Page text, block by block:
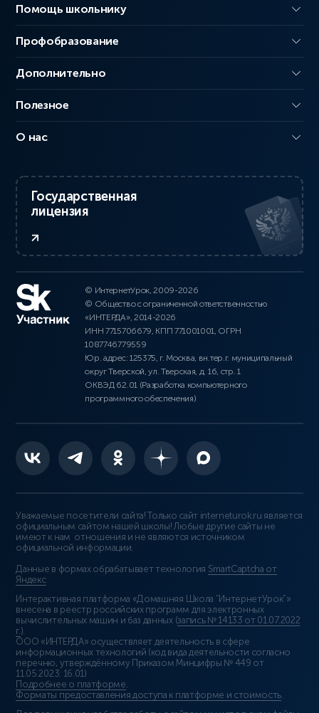
Помощь школьнику
Профобразование
Дополнительно
Полезное
О нас
Государственная
лицензия
© ИнтернетУрок, 2009-2026
© Общество с ограниченной ответственностью
«ИНТЕРДА», 2014-2026
ИНН 7715706679, КПП 771001001, ОГРН
1087746779559
Юр. адрес: 125375, г. Москва, вн.тер.г. муниципальный
округ Тверской, ул. Тверская, д. 16, стр. 1
ОКВЭД 62.01 (Разработка компьютерного
программного обеспечения)
Уважаемые посетители сайта! Только сайт interneturok.ru является
официальным сайтом нашей школы! Любые другие сайты не
имеют к нам отношения и не являются источником
официальной информации.
Данные в формах обрабатывает технология SmartCaptcha от
Яндекс
Интерактивная платформа «Домашняя Школа “ИнтернетУрок”»
внесена в реестр российских программ для электронных
вычислительных машин и баз данных (запись № 14133 от 01.07.2022
г.).
ООО «ИНТЕРДА» осуществляет деятельность в сфере
информационных технологий (код вида деятельности согласно
перечню, утверждённому Приказом Минцифры № 449 от
11.05.2023: 16.01)
Подробнее о платформе.
Форматы предоставления доступа к платформе и стоимость.